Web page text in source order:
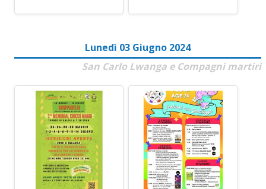
Lunedì 03 Giugno 2024
San Carlo Lwanga e Compagni martiri